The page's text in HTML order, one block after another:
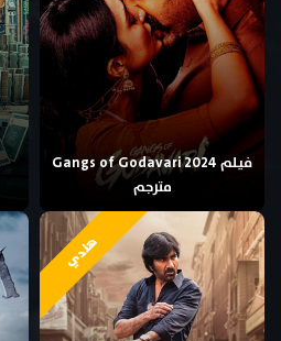
فيلم Gangs of Godavari 2024
مترجم
هندي